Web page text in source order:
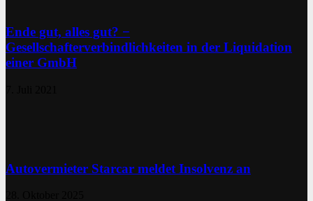
Ende gut, alles gut? −
Gesellschafterverbindlichkeiten in der Liquidation
einer GmbH
Autovermieter Starcar meldet Insolvenz an